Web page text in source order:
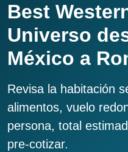
Best
Universo
México a
Revisa la habitación
alimentos, vuelo
persona, total
pre-cotizar.